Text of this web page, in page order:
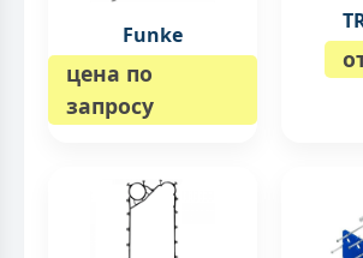
Funke
цена по
запросу